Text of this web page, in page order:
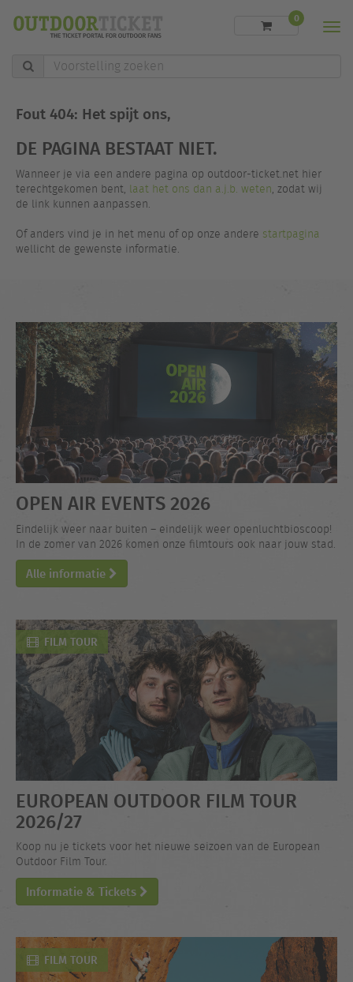
Voorstelling
zoeken
0
Fout 404: Het spijt ons,
DE PAGINA BESTAAT NIET.
Wanneer je via een andere pagina op outdoor-ticket.net hier
terechtgekomen bent, laat het ons dan a.j.b. weten, zodat wij
de link kunnen aanpassen.
Of anders vind je in het menu of op onze andere startpagina
wellicht de gewenste informatie.
OPEN AIR EVENTS 2026
Eindelijk weer naar buiten – eindelijk weer openluchtbioscoop!
In de zomer van 2026 komen onze filmtours ook naar jouw stad.
Alle informatie
FILM TOUR
EUROPEAN OUTDOOR FILM TOUR
2026/27
Koop nu je tickets voor het nieuwe seizoen van de European
Outdoor Film Tour.
Informatie & Tickets
FILM TOUR